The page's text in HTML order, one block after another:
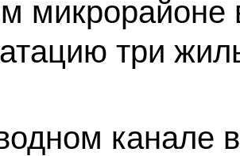
микрорайоне
три
канале